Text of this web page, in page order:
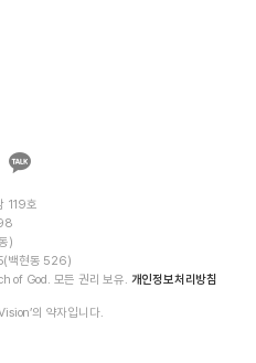
카카오톡
119호
)
백현동 526)
of God. 모든 권리 보유. 개인정보처리방침
의 약자입니다.